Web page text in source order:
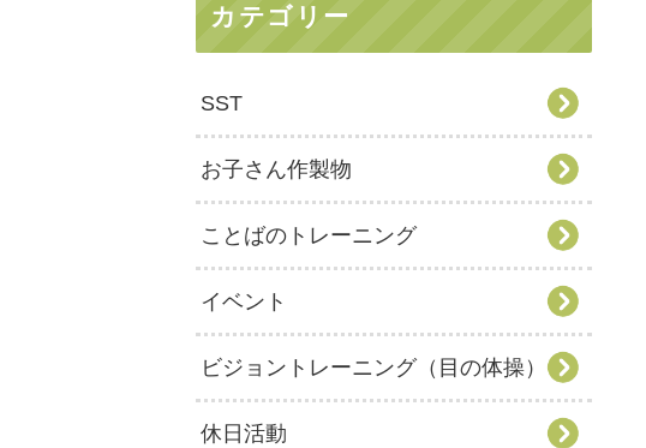
カテゴリー
SST
お子さん作製物
ことばのトレーニング
イベント
ビジョントレーニング（目の体操）
休日活動